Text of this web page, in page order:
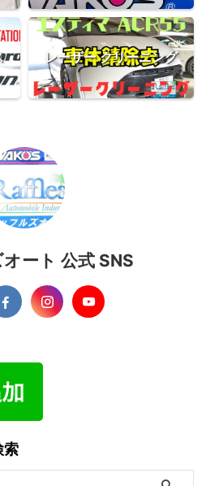
レーザー クリーニング
ート 公式 SNS
索